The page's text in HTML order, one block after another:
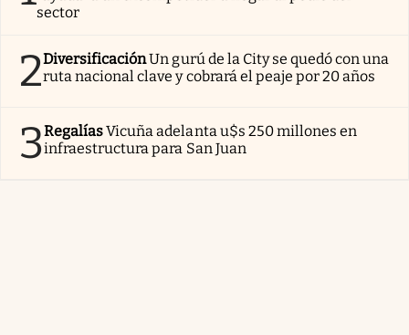
sector
2DiversificaciónUn gurú de la City se quedó con una
ruta nacional clave y cobrará el peaje por 20 años
3RegalíasVicuña adelanta u$s 250 millones en
infraestructura para San Juan